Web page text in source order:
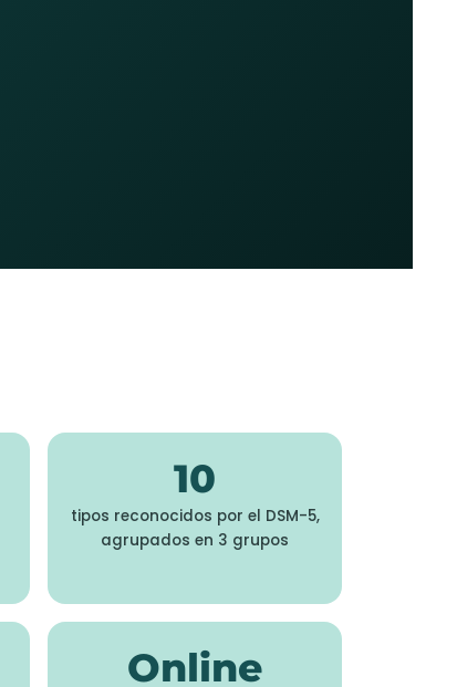
10
tipos reconocidos por el DSM-5,
agrupados en 3 grupos
Online